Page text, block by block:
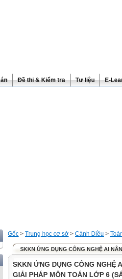
Đề thi & Kiểm tra Tư liệu E-
Gốc > Trung học cơ sở > Cánh Diều >
SKKN ỨNG DỤNG CÔNG NGHỆ AI
SKKN ỨNG DỤNG CÔNG NGHỆ
GIẢI PHÁP MÔN TOÁN LỚP 6